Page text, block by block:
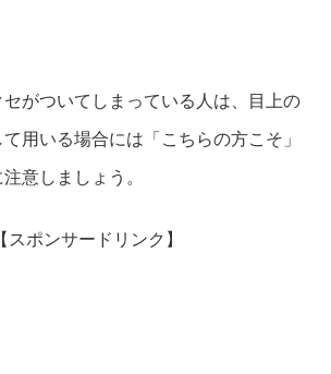
セがついてしまっている人は、目上の
用いる場合には「こちらの方こそ」
意しましょう。
【スポンサードリンク】